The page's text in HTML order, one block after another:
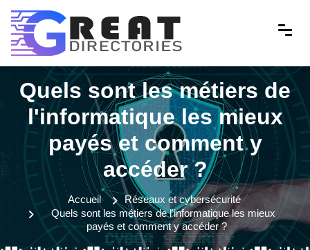
Quels sont les métiers de
l'informatique les mieux
payés et comment y
accéder ?
Accueil
Réseaux et cybersécurité
Quels sont les métiers de l'informatique les mieux
payés et comment y accéder ?